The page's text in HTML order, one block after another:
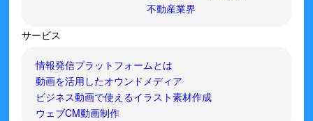
不動産業界
サービス
情報発信プラットフォームとは
動画を活用したオウンドメディア
ビジネス動画で使えるイラスト素材作成
ウェブCM動画制作